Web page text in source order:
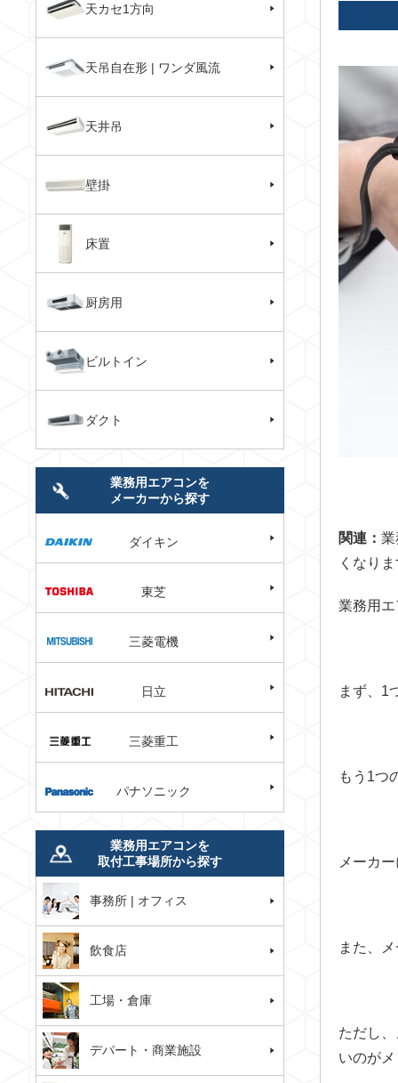
関連： 業
くなり
業務用
まず、1
もう1つ
メーカ
また、
ただし
いのが
天カセ1方向
天吊自在形 | ワンダ風流
天井吊
壁掛
床置
厨房用
ビルトイン
ダクト
業務用エアコンを
メーカーから探す
ダイキン
東芝
三菱電機
日立
三菱重工
パナソニック
業務用エアコンを
取付工事場所から探す
事務所 | オフィス
飲食店
工場・倉庫
デパート・商業施設